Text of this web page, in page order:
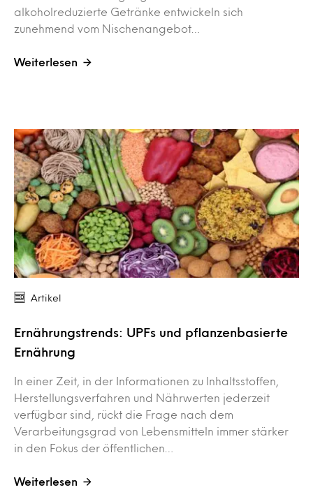
alkoholreduzierte Getränke entwickeln sich
zunehmend vom Nischenangebot…
Weiterlesen
Artikel
Ernährungstrends: UPFs und pflanzenbasierte
Ernährung
In einer Zeit, in der Informationen zu Inhaltsstoffen,
Herstellungsverfahren und Nährwerten jederzeit
verfügbar sind, rückt die Frage nach dem
Verarbeitungsgrad von Lebensmitteln immer stärker
in den Fokus der öffentlichen…
Weiterlesen